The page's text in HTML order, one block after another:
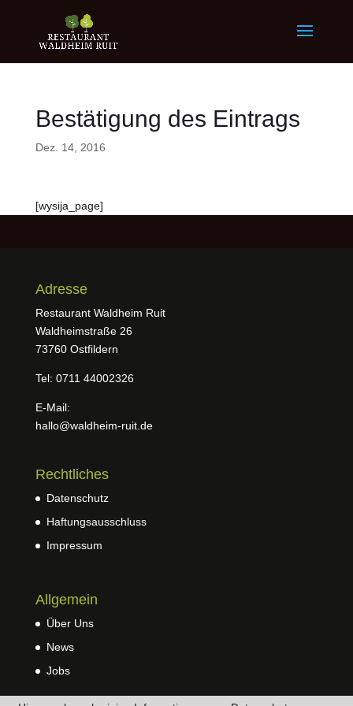
Bestätigung des Eintrags
Dez. 14, 2016
[wysija_page]
Adresse
Restaurant Waldheim Ruit
Waldheimstraße 26
73760 Ostfildern
Tel: 0711 44002326
E-Mail:
hallo@waldheim-ruit.de
Rechtliches
Datenschutz
Haftungsausschluss
Impressum
Allgemein
Über Uns
News
Jobs